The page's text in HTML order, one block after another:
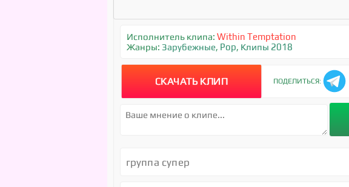
Исполнитель клипа: Within Temptation
Жанры: Зарубежные, Pop, Клипы 2018
СКАЧАТЬ КЛИП ПОДЕЛИТЬСЯ:
группа супер